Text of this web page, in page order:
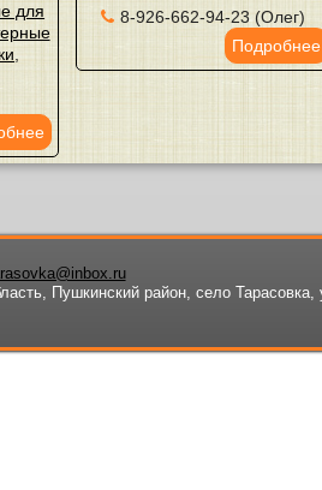
для
8-926-662-94-23 (Олег)
Подробнее
Пушкинский район, село